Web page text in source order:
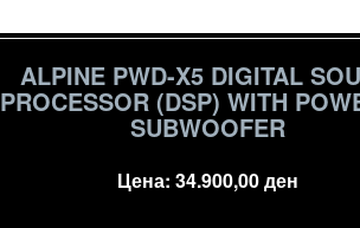
ALPINE PWD-X5 DIGITAL
PROCESSOR (DSP) WITH
SUBWOOFER
Цена: 34.900,00ден